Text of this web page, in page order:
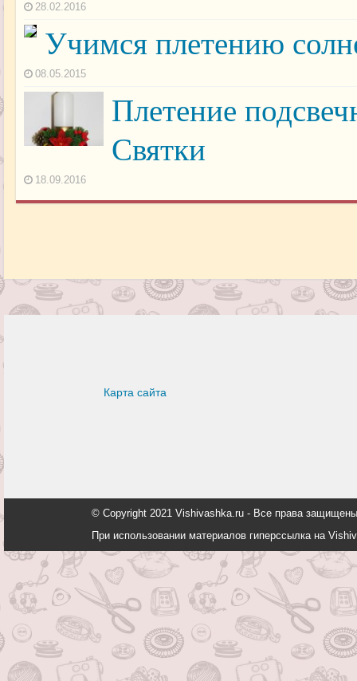
28.02.2016
Учимся плетению
08.05.2015
Плетение
Святки
18.09.2016
Карта сайта
© Copyright 2021 Vishivashka.ru - Все права
При использовании материалов гиперссылка на